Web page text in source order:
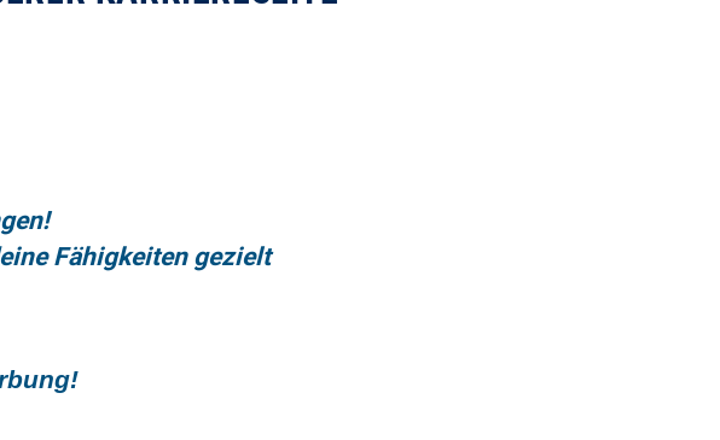
Fähigkeiten gezielt